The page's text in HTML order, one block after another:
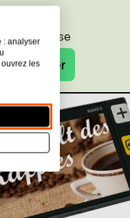
TVA incluse
au panier
: analyser
les